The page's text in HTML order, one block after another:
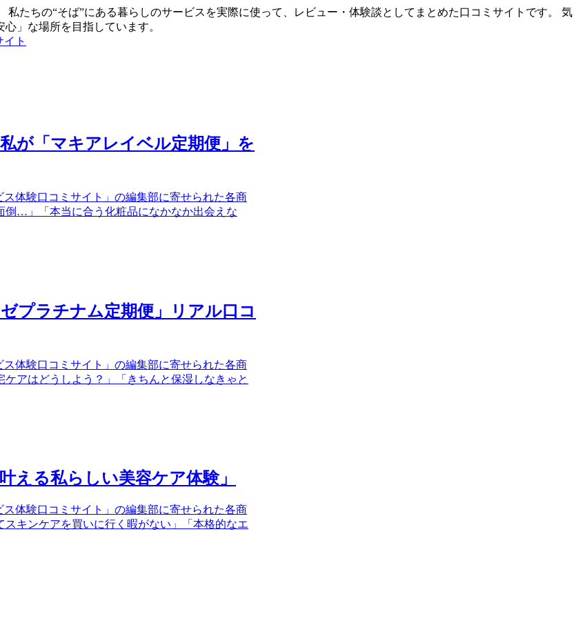
たちの“そば”にある暮らしのサービスを実際に使って、レビュー・体験談としてまとめた口コミサイトです。 気
」な場所を目指しています。
ト
が「マキアレイベル定期便」を
体験口コミサイト」の編集部に寄せられた各商
倒…」「本当に合う化粧品になかなか出会えな
プラチナム定期便」リアル口コ
体験口コミサイト」の編集部に寄せられた各商
アはどうしよう？」「きちんと保湿しなきゃと
える私らしい美容ケア体験」
体験口コミサイト」の編集部に寄せられた各商
キンケアを買いに行く暇がない」「本格的なエ